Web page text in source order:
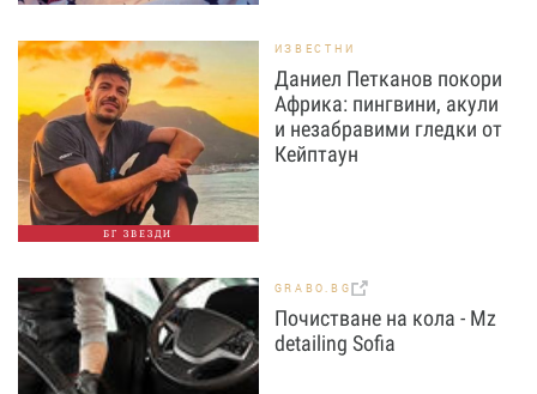
БГ ЗВЕЗДИ
ИЗВЕСТНИ
Даниел Петканов покори
Африка: пингвини, акули
и незабравими гледки от
Кейптаун
GRABO.BG
Почистване на кола - Mz
detailing Sofia